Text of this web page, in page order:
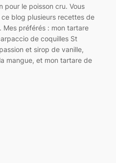
pour le poisson cru. Vous
ce blog plusieurs recettes de
préférés : mon tartare
de coquilles St
et sirop de vanille,
mangue, et mon tartare de